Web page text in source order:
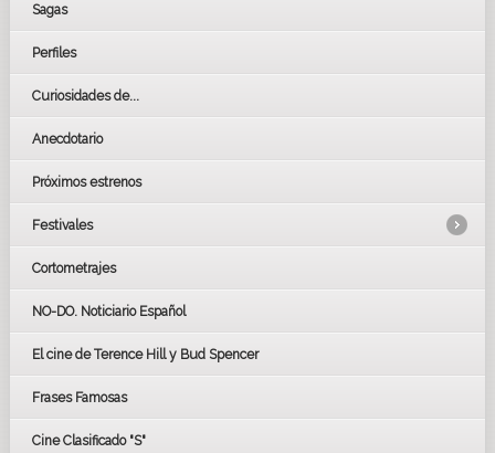
Sagas
Perfiles
Curiosidades de...
Anecdotario
Próximos estrenos
Festivales
LOS OSCARS
GOYAS
BAFTA
Cortometrajes
NO-DO. Noticiario Español
El cine de Terence Hill y Bud Spencer
Frases Famosas
Cine Clasificado "S"